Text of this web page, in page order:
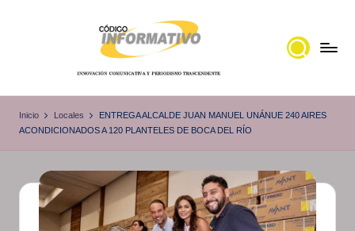
ó
i
o
noticias
Inicio Locales
ENTREGA ALCALDE JUAN MANUEL UNÁNUE 240 AIRES
ACONDICIONADOS A 120 PLANTELES DE BOCA DEL RÍO